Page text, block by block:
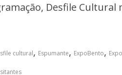
Desfile Cultural
cultural, Espumante, ExpoBento,